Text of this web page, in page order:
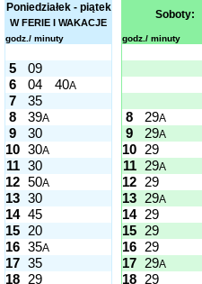
Poniedziałek - piątek
W FERIE I WAKACJE
Soboty:
godz./ minuty godz./ minuty
5
09
6 04 40A
7
35
8 39A 8 29A
9 30 9 29A
10 30A 10 29
11 30 11 29A
12 50A 12 29
13 30 13 29A
14 45 14 29
15 20 15 29
16 35A 16 29
17 35 17 29A
18 29 18 29